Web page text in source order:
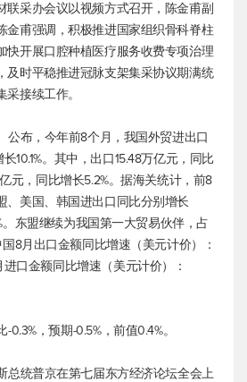
联采办会议以视频方式召开，陈金甫副
金甫强调，积极推进国家组织骨科脊柱
快开展口腔种植医疗服务收费专项治理
及时平稳推进冠脉支架集采协议期满统
接续工作。
公布，今年前8个月，我国外贸进出口
10.1%。其中，出口15.48万亿元，同比
亿元，同比增长5.2%。据海关统计，前8
、美国、韩国进出口同比分别增长
。东盟继续为我国第一大贸易伙伴，占
8月出口金额同比增速（美元计价）：
进口金额同比增速（美元计价）：
0.3%，预期-0.5%，前值0.4%。
总统普京在第七届东方经济论坛全会上